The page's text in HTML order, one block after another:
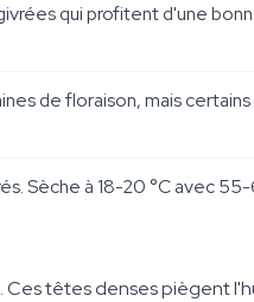
qui profitent d'une
de floraison, mais
Sèche à 18-20 °C avec
têtes denses piègent